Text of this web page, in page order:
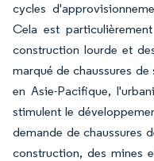
cycles
Cela est
construction lourde et
marqué de chaussures
en Asie-Pacifique,
stimulent le
demande de chaussures
construction, des mines